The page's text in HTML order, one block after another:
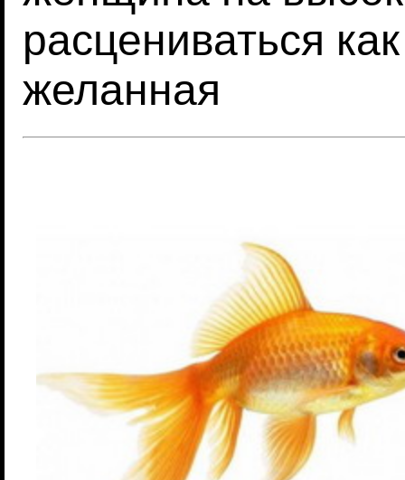
расцениваться
желанная